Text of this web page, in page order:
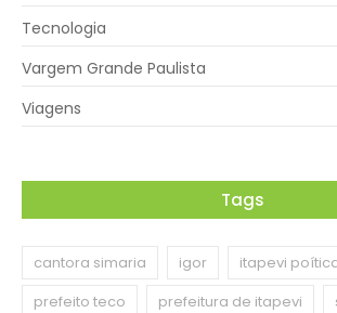
Tecnologia
Vargem Grande Paulista
Viagens
Tags
cantora simaria igor
itapevi
prefeito teco
prefeitura de itapevi